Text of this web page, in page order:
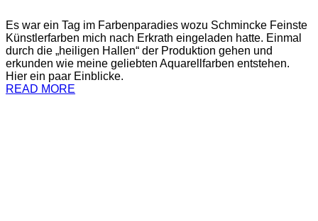
Es war ein Tag im Farbenparadies wozu Schmincke Feinste
Künstlerfarben mich nach Erkrath eingeladen hatte. Einmal
durch die „heiligen Hallen“ der Produktion gehen und
erkunden wie meine geliebten Aquarellfarben entstehen.
Hier ein paar Einblicke.
READ MORE